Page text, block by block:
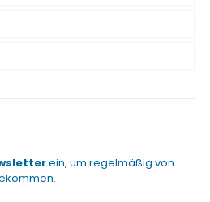
ein, um regelmäßig von